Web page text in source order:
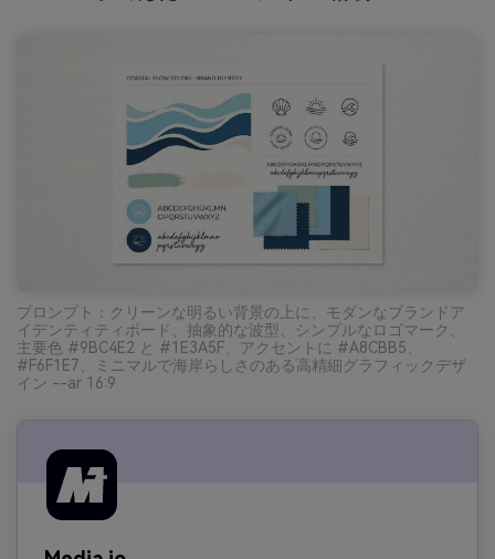
プロンプト：クリーンな明るい背景の上に、モダンなブランドア
イデンティティボード、抽象的な波型、シンプルなロゴマーク、
主要色 #9BC4E2 と #1E3A5F、アクセントに #A8CBB5、
#F6F1E7、ミニマルで海岸らしさのある高精細グラフィックデザ
イン --ar 16:9